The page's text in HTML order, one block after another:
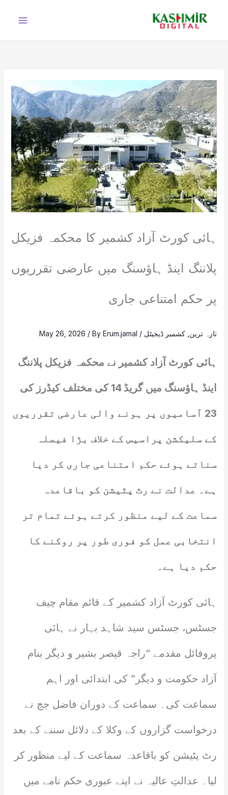
ہائی کورٹ آزاد کشمیر کا محکمہ فزیکل
پلاننگ اینڈ ہاؤسنگ میں عارضی تقرریوں
پر حکم امتناعی جاری
تازہ ترین کشمیر ڈیجیٹل /
May 26, 2026 / ByErum.jamal
ہائی کورٹ آزاد کشمیر نے محکمہ فزیکل پلاننگ
اینڈ ہاؤسنگ میں گریڈ 14 کی مختلف کیڈرز کی
23 آسامیوں پر ہونے والی عارضی تقرریوں
کے سلیکشن پراسیس کے خلاف بڑا فیصلہ
سناتے ہوئے حکم امتناعی جاری کر دیا
ہے۔ عدالت نے رٹ پٹیشن کو باقاعدہ
سماعت کے لیے منظور کرتے ہوئے تمام تر
انتخابی عمل کو فوری طور پر روکنے کا
حکم دیا ہے۔
ہائی کورٹ آزاد کشمیر کے قائم مقام چیف
جسٹس، جسٹس سید شاہد بہار نے ہائی
پروفائل مقدمے “راجہ قیصر بشیر و دیگر بنام
آزاد حکومت و دیگر” کی ابتدائی اور اہم
سماعت کی۔ سماعت کے دوران فاضل جج نے
درخواست گزاروں کے وکلا کے دلائل سننے کے بعد
رٹ پٹیشن کو باقاعدہ سماعت کے لیے منظور کر
لیا۔ عدالتِ عالیہ نے اپنے عبوری حکم نامے میں